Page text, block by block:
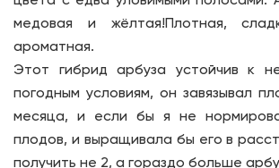
медовая и жёлтая!Плотная,
ароматная.
Этот гибрид арбуза устойчив к
погодным условиям, он завязывал
месяца, и если бы я не
плодов, и выращивала бы его в
получить не 2, а гораздо больше